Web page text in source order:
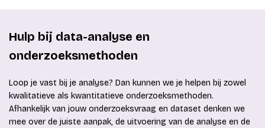
Hulp bij data-analyse en
onderzoeksmethoden
Loop je vast bij je analyse? Dan kunnen we je helpen bij zowel
kwalitatieve als kwantitatieve onderzoeksmethoden.
Afhankelijk van jouw onderzoeksvraag en dataset denken we
mee over de juiste aanpak, de uitvoering van de analyse en de